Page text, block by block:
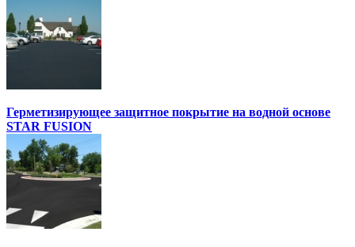
Герметизирующее защитное покрытие на водной основе
STAR FUSION